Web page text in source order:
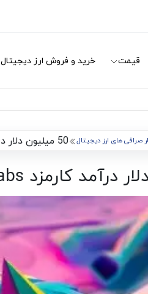
قیمت خرید و فروش ارز دیجیتال
صرافی های ارز دیجیتال 50 میلیون دلار درآمد کارمزد Uniswap Labs